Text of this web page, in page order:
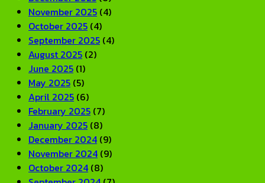
November 2025 (4)
October 2025 (4)
September 2025 (4)
August 2025 (2)
June 2025 (1)
May 2025 (5)
April 2025 (6)
February 2025 (7)
January 2025 (8)
December 2024 (9)
November 2024 (9)
October 2024 (8)